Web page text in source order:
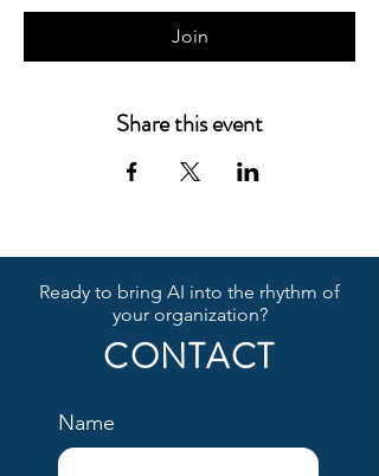
Join
Share this event
Ready to bring AI into the rhythm of
your organization?
CONTACT
Name